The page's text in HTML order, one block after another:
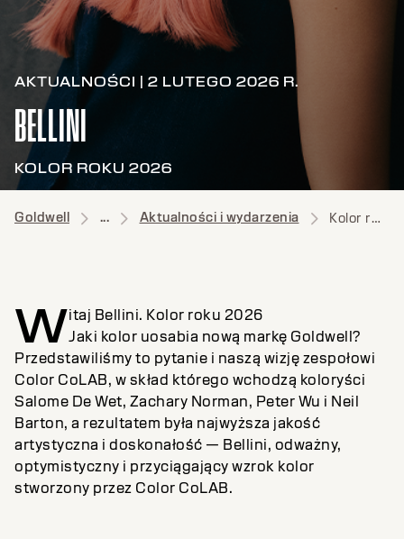
AKTUALNOŚCI | 2 LUTEGO 2026 R.
BELLINI
KOLOR ROKU 2026
Goldwell ... Aktualności i wydarzenia Kolor roku Aktualności
Witaj Bellini. Kolor roku 2026
Jaki kolor uosabia nową markę Goldwell?
Przedstawiliśmy to pytanie i naszą wizję zespołowi
Color CoLAB, w skład którego wchodzą koloryści
Salome De Wet, Zachary Norman, Peter Wu i Neil
Barton, a rezultatem była najwyższa jakość
artystyczna i doskonałość — Bellini, odważny,
optymistyczny i przyciągający wzrok kolor
stworzony przez Color CoLAB.